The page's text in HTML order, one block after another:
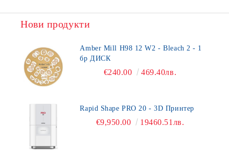
Нови продукти
Amber Mill H98 12 W2 - Bleach 2 - 1
бр ДИСК
€240.00 469.40лв.
Rapid Shape PRO 20 - 3D Принтер
€9,950.00 19460.51лв.